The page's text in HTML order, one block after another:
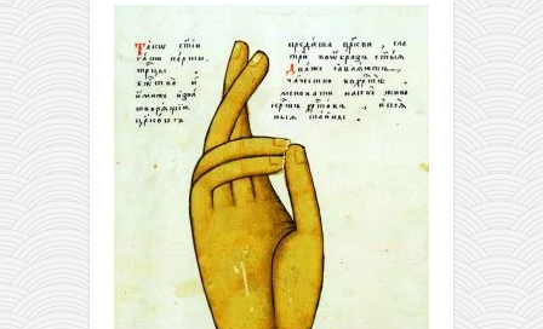
bonus sadržaj
Svetlopis
duhovni otac
zabranjena istorija